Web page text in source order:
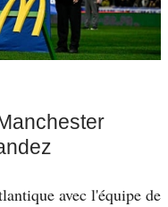
avec l'équipe de